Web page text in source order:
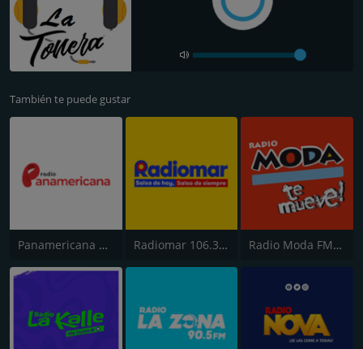
También te puede gustar
Panamericana Radio Radiomar 106.3 FM Radio Moda FM 97.3